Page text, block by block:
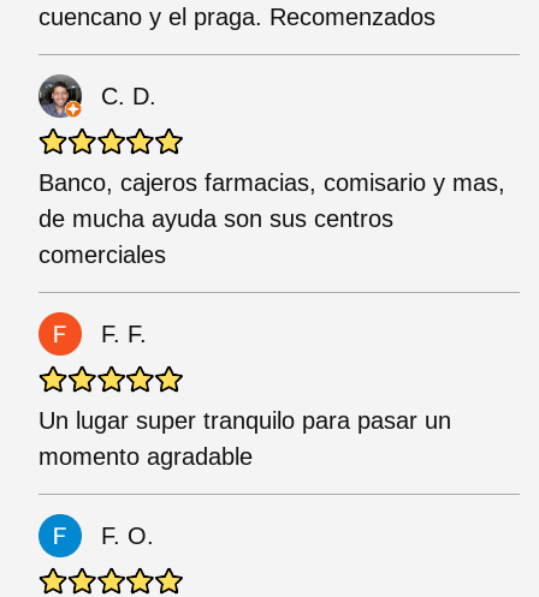
cuencano y el praga. Recomenzados
C. D.
Banco, cajeros farmacias, comisario y mas,
de mucha ayuda son sus centros
comerciales
F. F.
Un lugar super tranquilo para pasar un
momento agradable
F. O.